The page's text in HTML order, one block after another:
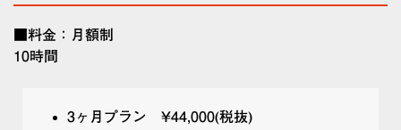
■料金：月額制
10時間
3ヶ月プラン ¥44,000(税抜)